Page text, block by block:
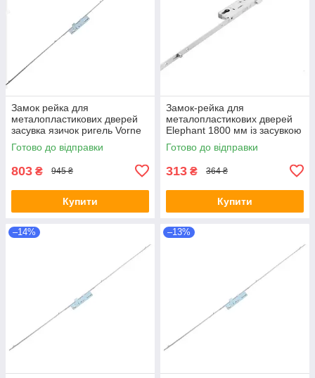
Замок рейка для
металопластикових дверей
засувка язичок ригель Vorne
1800 мм 85 мм 25 дормас
Готово до відправки
803 ₴ 945 ₴
Купити
Замок-рейка для
металопластикових дверей
Elephant 1800 мм із засувкою
та ригелем 85 мм дормас 28
мм
Готово до відправки
313 ₴ 364 ₴
Купити
–14% –13%